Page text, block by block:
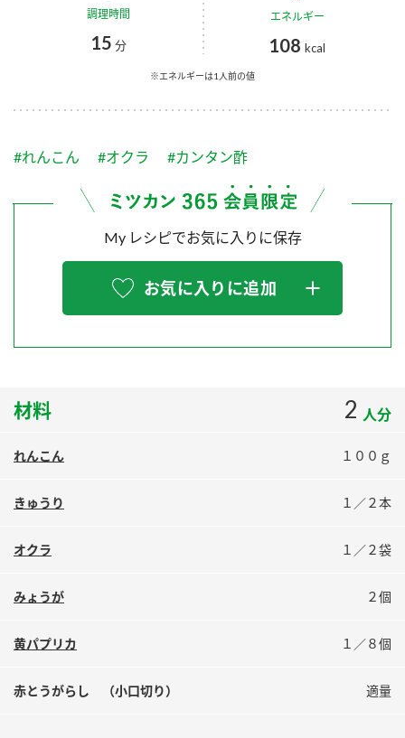
スープ 中華
ふりかけ
炊き込みご飯の素 米飯用調味液
つゆ
PIN印
スペシャルサイト
お酢を知ろう！
ぽん酢サワー
ミツカンのCM
企業理念
ミツカンの歴史
ミツカンを知る
環境への取り組み
ZENB initiative
MIM（ミツカンミュージアム）
各部門が大切にしていること
販売終了製品のご案内
よくあるご質問
地図から取り扱い店舗を探す
検索
業務用サイト ミツカングループについて 製造所固有記号一覧
調理時間
15 分
エネルギー
108 kcal
※エネルギーは1人前の値
#れんこん #オクラ #カンタン酢
My レシピでお気に入りに保存
お気に入りに追加
材料 2 人分
れんこん １００ｇ
きゅうり １／２本
オクラ １／２袋
みょうが ２個
黄パプリカ １／８個
赤とうがらし （小口切り） 適量